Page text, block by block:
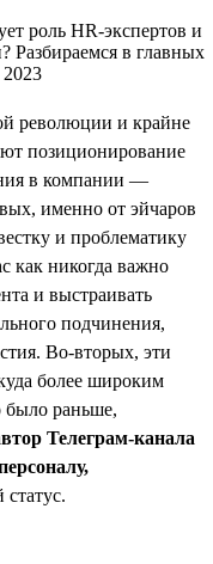
революции и крайне
позиционирование
в компании —
именно от эйчаров
и проблематику
как никогда важно
и выстраивать
подчинения,
Во-вторых, эти
более широким
было раньше,
Телеграм-канала
статус.